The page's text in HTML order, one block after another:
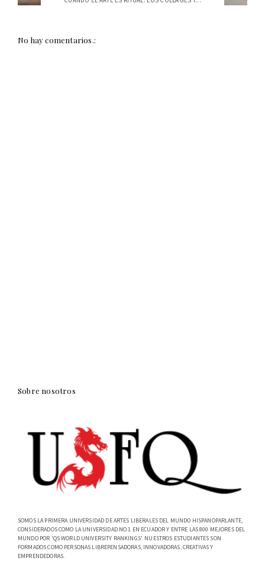
No hay comentarios.:
Sobre nosotros
SOMOS LA PRIMERA UNIVERSIDAD DE ARTES LIBERALES DEL MUNDO HISPANOPARLANTE,
CONSIDERADOS COMO LA UNIVERSIDAD NO.1 EN ECUADOR Y ENTRE LAS 800 MEJORES DEL
MUNDO POR 'QS WORLD UNIVERSITY RANKINGS'. NUESTROS ESTUDIANTES SON
FORMADOS COMO PERSONAS LIBREPENSADORAS, INNOVADORAS, CREATIVAS Y
EMPRENDEDORAS.